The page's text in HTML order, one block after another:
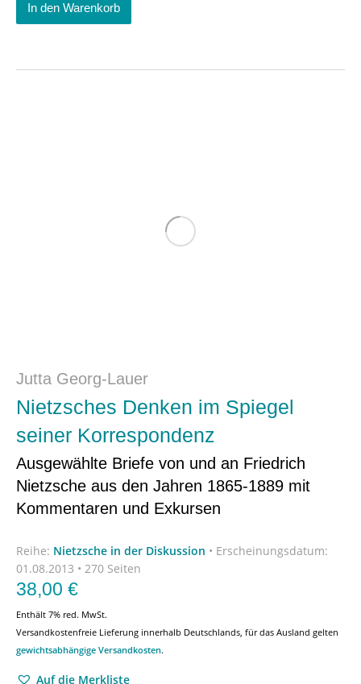
In den Warenkorb
Jutta Georg-Lauer
Nietzsches Denken im Spiegel
seiner Korrespondenz
Ausgewählte Briefe von und an Friedrich
Nietzsche aus den Jahren 1865-1889 mit
Kommentaren und Exkursen
Reihe: Nietzsche in der Diskussion • Erscheinungsdatum:
01.08.2013 • 270 Seiten
38,00 €
Enthält 7% red. MwSt.
Versandkostenfreie Lieferung innerhalb Deutschlands, für das Ausland gelten
gewichtsabhängige Versandkosten.
Auf die Merkliste